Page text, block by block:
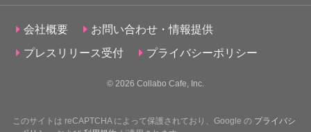
会社概要
お問い合わせ・情報提供
プレスリリース受付
プライバシーポリシー
© 2026 Collabo Cafe, Inc.
このサイトは reCAPTCHA によって保護されており、Google の プライバシ